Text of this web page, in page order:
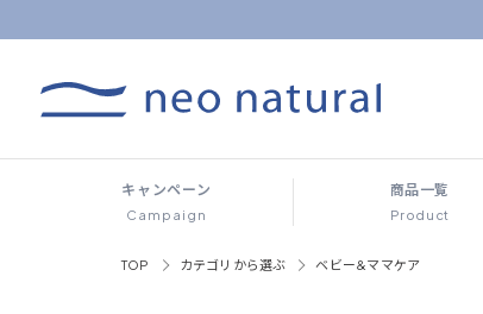
キャンペーン
Campaign
商品一覧
Product
TOP カテゴリから選ぶ ベビー&ママケア